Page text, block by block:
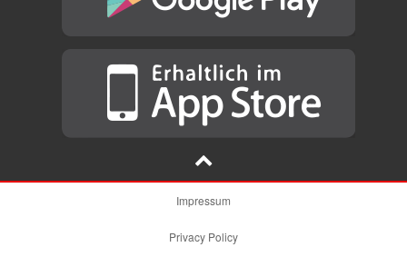
Impressum
Privacy Policy